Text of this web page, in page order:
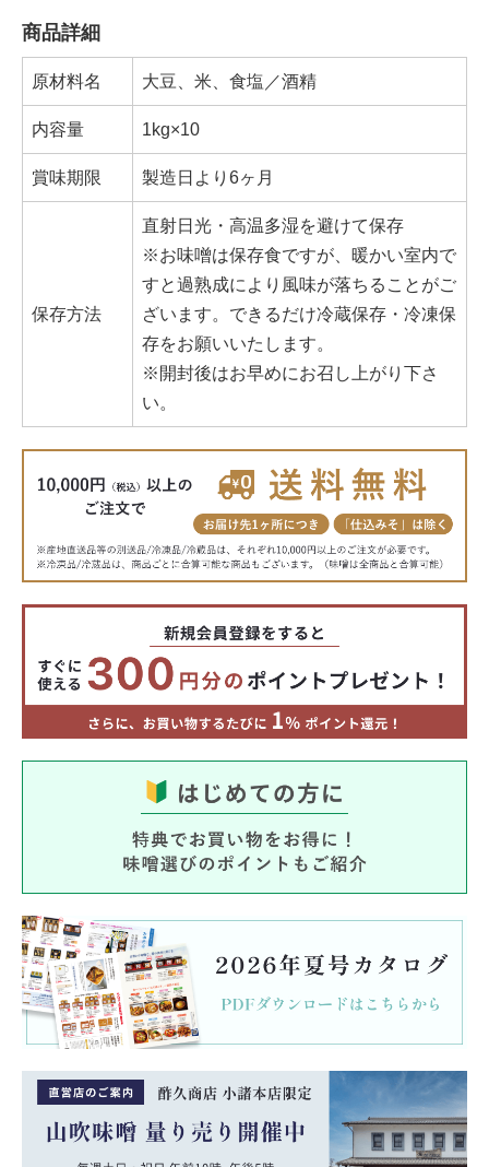
商品詳細
原材料名 大豆、米、食塩／酒精
内容量 1kg×10
賞味期限 製造日より6ヶ月
保存方法
直射日光・高温多湿を避けて保存
※お味噌は保存食ですが、暖かい室内で
すと過熟成により風味が落ちることがご
ざいます。できるだけ冷蔵保存・冷凍保
存をお願いいたします。
※開封後はお早めにお召し上がり下さ
い。